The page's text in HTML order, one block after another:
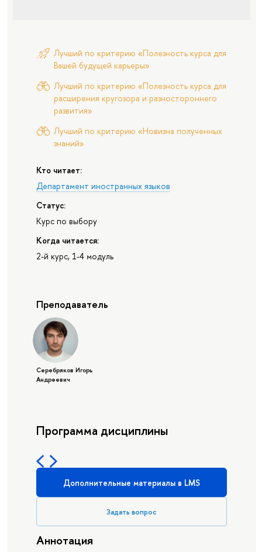
Лучший по критерию «Полезность курса для
Вашей будущей карьеры»
Лучший по критерию «Полезность курса для
расширения кругозора и разностороннего
развития»
Лучший по критерию «Новизна полученных
знаний»
Кто читает:
Департамент иностранных языков
Статус:
Курс по выбору
Когда читается:
2-й курс, 1-4 модуль
Преподаватель
Серебряков Игорь
Андреевич
Программа дисциплины
Дополнительные материалы в LMS
Задать вопрос
Аннотация